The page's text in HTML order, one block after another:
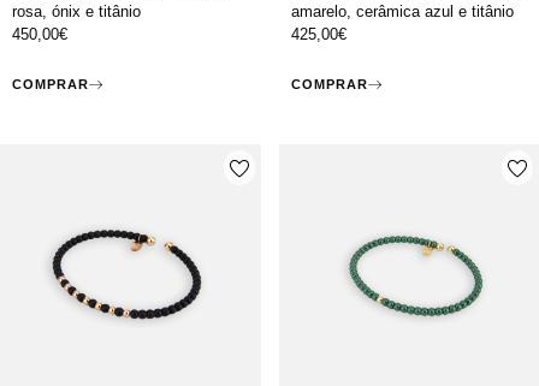
rosa, ónix e titânio
450,00€
COMPRAR
amarelo, cerâmica azul e titânio
425,00€
COMPRAR